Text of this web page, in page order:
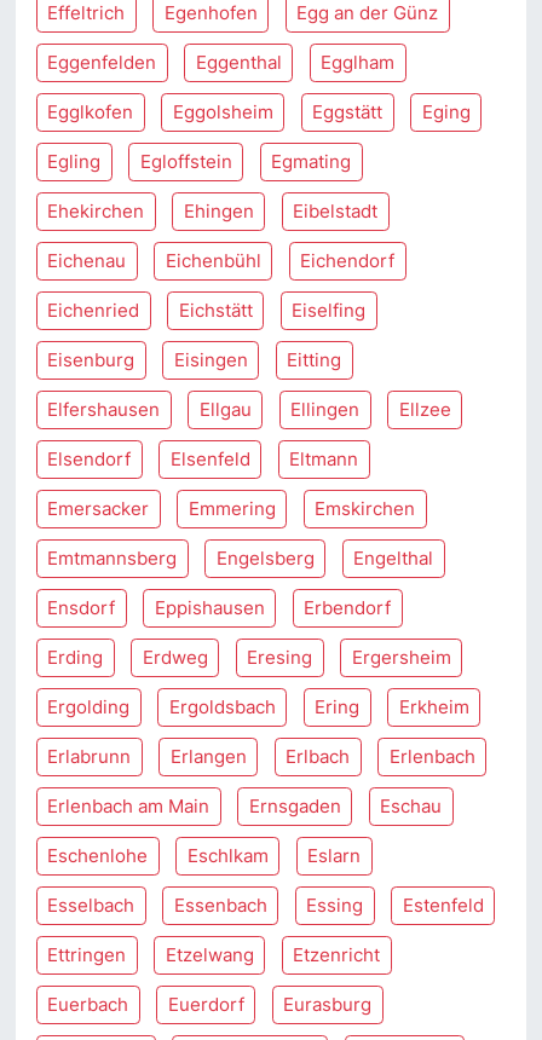
Effeltrich Egenhofen Egg an der Günz
Eggenfelden Eggenthal Egglham
Egglkofen Eggolsheim Eggstätt Eging
Egling Egloffstein Egmating
Ehekirchen Ehingen Eibelstadt
Eichenau Eichenbühl Eichendorf
Eichenried Eichstätt Eiselfing
Eisenburg Eisingen Eitting
Elfershausen Ellgau Ellingen Ellzee
Elsendorf Elsenfeld Eltmann
Emersacker Emmering Emskirchen
Emtmannsberg Engelsberg Engelthal
Ensdorf Eppishausen Erbendorf
Erding Erdweg Eresing Ergersheim
Ergolding Ergoldsbach Ering Erkheim
Erlabrunn Erlangen Erlbach Erlenbach
Erlenbach am Main Ernsgaden Eschau
Eschenlohe Eschlkam Eslarn
Esselbach Essenbach Essing Estenfeld
Ettringen Etzelwang Etzenricht
Euerbach Euerdorf Eurasburg